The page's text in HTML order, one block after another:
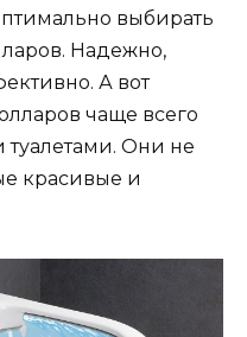
выбирать
Надежно,
А вот
чаще всего
Они не
красивые и